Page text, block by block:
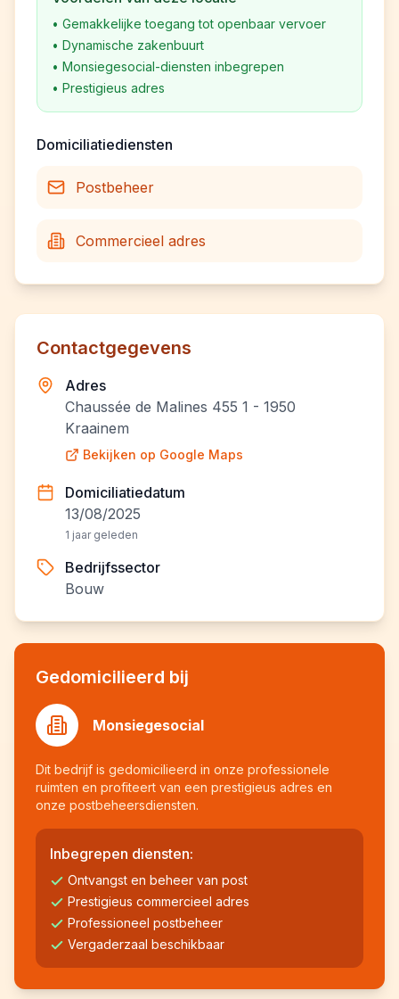
• Gemakkelijke toegang tot openbaar vervoer
• Dynamische zakenbuurt
• Monsiegesocial-diensten inbegrepen
• Prestigieus adres
Domiciliatiediensten
Postbeheer
Commercieel adres
Contactgegevens
Adres
Chaussée de Malines 455 1 - 1950
Kraainem
Bekijken op Google Maps
Domiciliatiedatum
13/08/2025
1 jaar geleden
Bedrijfssector
Bouw
Gedomicilieerd bij
Monsiegesocial
Dit bedrijf is gedomicilieerd in onze professionele
ruimten en profiteert van een prestigieus adres en
onze postbeheersdiensten.
Inbegrepen diensten:
Ontvangst en beheer van post
Prestigieus commercieel adres
Professioneel postbeheer
Vergaderzaal beschikbaar